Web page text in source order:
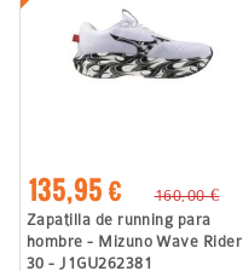
135,95 €
160,00 €
Zapatilla de running para
hombre - Mizuno Wave Rider
30 - J1GU262381